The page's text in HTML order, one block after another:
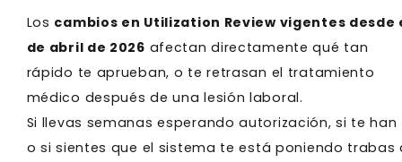
Los cambios en Utilization Review vigentes desde
de abril de 2026 afectan directamente qué tan
rápido te aprueban, o te retrasan el tratamiento
médico después de una lesión laboral.
Si llevas semanas esperando autorización, si te han
o si sientes que el sistema te está poniendo trabas